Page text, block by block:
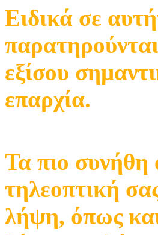
Ειδικά σε
εξίσου
επαρχία.
Τα πιο συνήθη
τηλεοπτική
λήψη, όπως